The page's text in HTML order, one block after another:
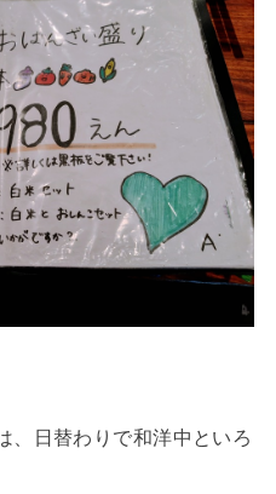
、日替わりで和洋中といろ